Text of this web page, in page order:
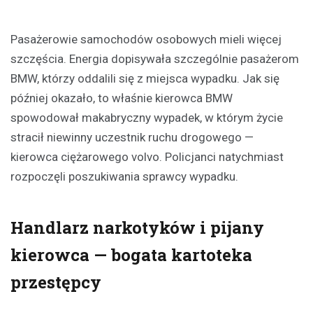
Pasażerowie samochodów osobowych mieli więcej
szczęścia. Energia dopisywała szczególnie pasażerom
BMW, którzy oddalili się z miejsca wypadku. Jak się
później okazało, to właśnie kierowca BMW
spowodował makabryczny wypadek, w którym życie
stracił niewinny uczestnik ruchu drogowego —
kierowca ciężarowego volvo. Policjanci natychmiast
rozpoczęli poszukiwania sprawcy wypadku.
Handlarz narkotyków i pijany
kierowca — bogata kartoteka
przestępcy